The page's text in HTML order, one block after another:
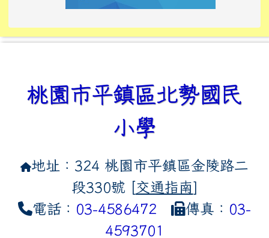
link to https://
link to https://10000.gov.tw/
link to https://
link to https://10000.gov.tw/
link to https://
link to https://
link to https://i.win.org.tw/
link to https://
link to https://
link to https://
link to https://
桃園市平鎮區北勢國民
小學
地址：324 桃園市平鎮區金陵路二
段330號 [交通指南]
電話： 03-4586472 傳真： 03-
4593701